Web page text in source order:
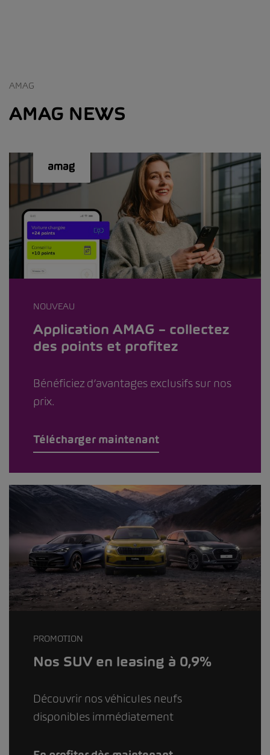
AMAG
AMAG NEWS
NOUVEAU
Application AMAG – collectez
des points et profitez
Bénéficiez d’avantages exclusifs sur nos
prix.
Télécharger maintenant
PROMOTION
Nos SUV en leasing à 0,9%
Découvrir nos véhicules neufs
disponibles immédiatement